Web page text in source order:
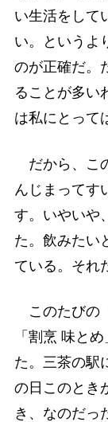
い生活をして
い。というよ
のが正確だ。
ることが多い
は私にとって
だから、こ
んじまってす
す。いやいや
た。飲みたい
ている。それ
このたびの
「割烹 味と
た。三茶の駅
の日このとき
き、なのだっ